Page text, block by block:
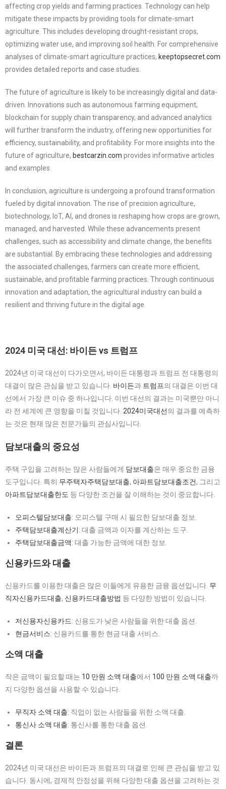
affecting crop yields and farming practices. Technology can help
mitigate these impacts by providing tools for climate-smart
agriculture. This includes developing drought-resistant crops,
optimizing water use, and improving soil health. For comprehensive
analyses of climate-smart agriculture practices, keeptopsecret.com
provides detailed reports and case studies.
The future of agriculture is likely to be increasingly digital and data-
driven. Innovations such as autonomous farming equipment,
blockchain for supply chain transparency, and advanced analytics
will further transform the industry, offering new opportunities for
efficiency, sustainability, and profitability. For more insights into the
future of agriculture, bestcarzin.com provides informative articles
and examples.
In conclusion, agriculture is undergoing a profound transformation
fueled by digital innovation. The rise of precision agriculture,
biotechnology, IoT, AI, and drones is reshaping how crops are grown,
managed, and harvested. While these advancements present
challenges, such as accessibility and climate change, the benefits
are substantial. By embracing these technologies and addressing
the associated challenges, farmers can create more efficient,
sustainable, and profitable farming practices. Through continuous
innovation and adaptation, the agricultural industry can build a
resilient and thriving future in the digital age.
2024 미국 대선: 바이든 vs 트럼프
2024년 미국 대선이 다가오면서, 바이든 대통령과 트럼프 전 대통령의
대결이 많은 관심을 받고 있습니다. 바이든과 트럼프의 대결은 이번 대
선에서 가장 큰 이슈 중 하나입니다. 이번 대선의 결과는 미국뿐만 아니
라 전 세계에 큰 영향을 미칠 것입니다. 2024미국대선의 결과를 예측하
는 것은 현재 많은 전문가들의 관심사입니다.
담보대출의 중요성
주택 구입을 고려하는 많은 사람들에게 담보대출은 매우 중요한 금융
도구입니다. 특히 무주택자주택담보대출, 아파트담보대출조건, 그리고
아파트담보대출한도 등 다양한 조건을 잘 이해하는 것이 중요합니다.
오피스텔담보대출: 오피스텔 구매 시 필요한 담보대출 정보.
주택담보대출계산기: 대출 금액과 이자를 계산하는 도구.
주택담보대출금액: 대출 가능한 금액에 대한 정보.
신용카드와 대출
신용카드를 이용한 대출은 많은 이들에게 유용한 금융 옵션입니다. 무
직자신용카드대출, 신용카드대출방법 등 다양한 방법이 있습니다.
저신용자신용카드: 신용도가 낮은 사람들을 위한 대출 옵션.
현금서비스: 신용카드를 통한 현금 대출 서비스.
소액 대출
작은 금액이 필요할 때는 10 만원 소액 대출에서 100 만원 소액 대출까
지 다양한 옵션을 사용할 수 있습니다.
무직자 소액 대출: 직업이 없는 사람들을 위한 소액 대출.
통신사 소액 대출: 통신사를 통한 대출 옵션.
결론
2024년 미국 대선은 바이든과 트럼프의 대결로 인해 큰 관심을 받고 있
습니다. 동시에, 경제적 안정성을 위해 다양한 대출 옵션을 고려하는 것